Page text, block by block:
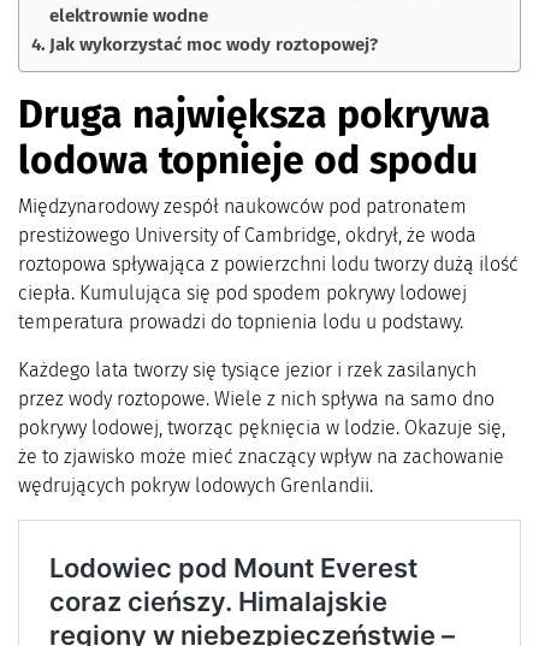
elektrownie wodne
Jak wykorzystać moc wody roztopowej?
Druga największa pokrywa
lodowa topnieje od spodu
Międzynarodowy zespół naukowców pod patronatem
prestiżowego University of Cambridge, okdrył, że woda
roztopowa spływająca z powierzchni lodu tworzy dużą ilość
ciepła. Kumulująca się pod spodem pokrywy lodowej
temperatura prowadzi do topnienia lodu u podstawy.
Każdego lata tworzy się tysiące jezior i rzek zasilanych
przez wody roztopowe. Wiele z nich spływa na samo dno
pokrywy lodowej, tworząc pęknięcia w lodzie. Okazuje się,
że to zjawisko może mieć znaczący wpływ na zachowanie
wędrujących pokryw lodowych Grenlandii.